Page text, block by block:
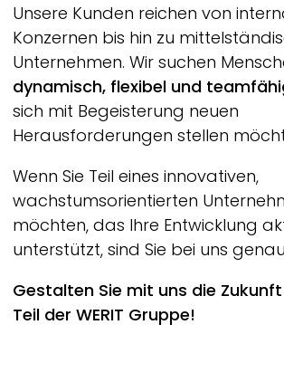
Unsere Kunden reichen von
Konzernen bis hin zu
Unternehmen. Wir suchen
dynamisch, flexibel und
sich mit Begeisterung neuen
Herausforderungen stellen
Wenn Sie Teil eines innovativen,
wachstumsorientierten
möchten, das Ihre Entwicklung
unterstützt, sind Sie bei uns
Gestalten Sie mit uns die
Teil der WERIT Gruppe!